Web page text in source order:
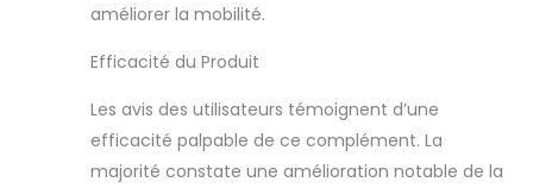
articulations pour
les chiens actifs
de plus de 8 ans
améliorer la mobilité.
Efficacité du Produit
Les avis des utilisateurs témoignent d’une
efficacité palpable de ce complément. La
majorité constate une amélioration notable de la